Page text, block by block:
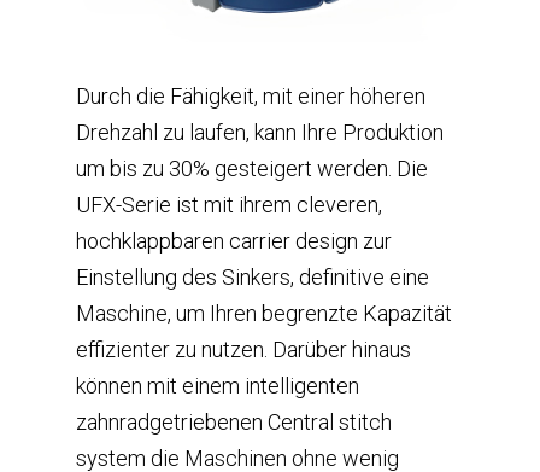
Durch die Fähigkeit, mit einer höheren
Drehzahl zu laufen, kann Ihre Produktion
um bis zu 30% gesteigert werden. Die
UFX-Serie ist mit ihrem cleveren,
hochklappbaren carrier design zur
Einstellung des Sinkers, definitive eine
Maschine, um Ihren begrenzte Kapazität
effizienter zu nutzen. Darüber hinaus
können mit einem intelligenten
zahnradgetriebenen Central stitch
system die Maschinen ohne wenig